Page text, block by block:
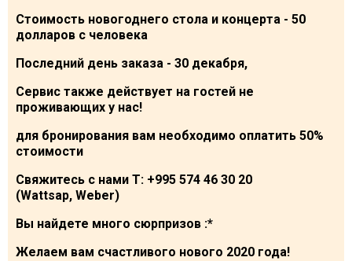
Стоимость новогоднего стола и концерта - 50
долларов с человека
Последний день заказа - 30 декабря,
Сервис также действует на гостей не
проживающих у нас!
для бронирования вам необходимо оплатить 50%
стоимости
Свяжитесь с нами T: +995 574 46 30 20
(Wattsap, Weber)
Вы найдете много сюрпризов :*
Желаем вам счастливого нового 2020 года!